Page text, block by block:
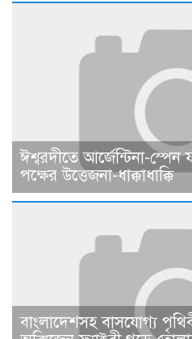
ঈশ্বরদীতে আর্জেন্টিনা-
পক্ষের উত্তেজনা-ধাক্কাধাক্কি
বাংলাদেশসহ বাসযোগ্য